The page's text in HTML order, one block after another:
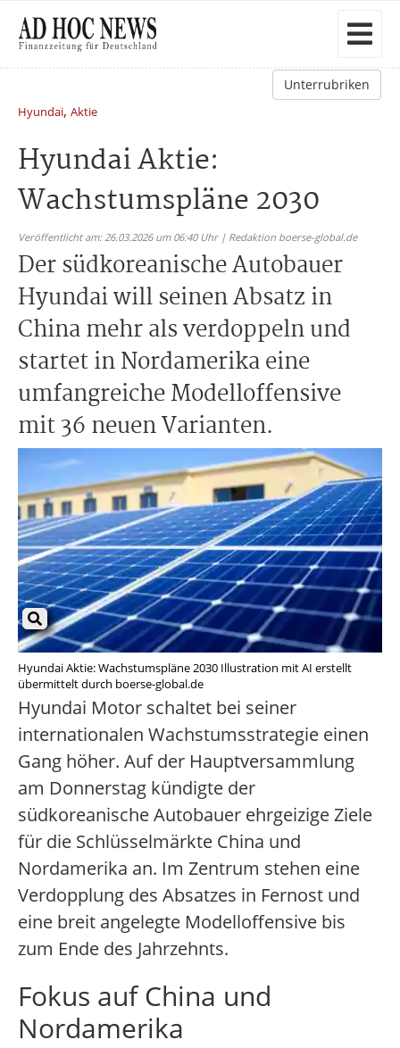
Unterrubriken
Hyundai, Aktie
Hyundai Aktie:
Wachstumspläne 2030
Veröffentlicht am: 26.03.2026 um 06:40 Uhr | Redaktion boerse-global.de
Der südkoreanische Autobauer
Hyundai will seinen Absatz in
China mehr als verdoppeln und
startet in Nordamerika eine
umfangreiche Modelloffensive
mit 36 neuen Varianten.
Hyundai Aktie: Wachstumspläne 2030 Illustration mit AI erstellt
übermittelt durch boerse-global.de
Hyundai Motor schaltet bei seiner
internationalen Wachstumsstrategie einen
Gang höher. Auf der Hauptversammlung
am Donnerstag kündigte der
südkoreanische Autobauer ehrgeizige Ziele
für die Schlüsselmärkte China und
Nordamerika an. Im Zentrum stehen eine
Verdopplung des Absatzes in Fernost und
eine breit angelegte Modelloffensive bis
zum Ende des Jahrzehnts.
Fokus auf China und
Nordamerika